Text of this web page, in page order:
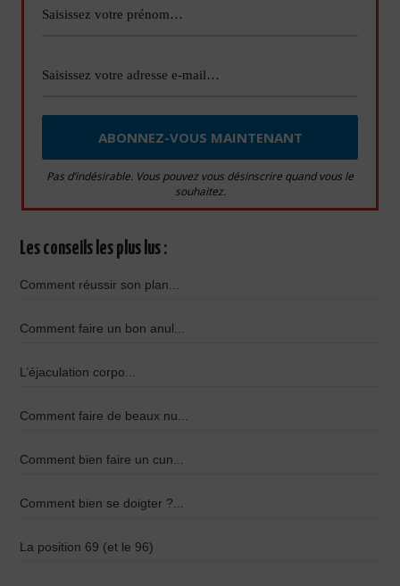
Pas d’indésirable. Vous pouvez vous désinscrire quand vous le
souhaitez.
Les conseils les plus lus :
Comment réussir son plan...
Comment faire un bon anul...
L’éjaculation corpo...
Comment faire de beaux nu...
Comment bien faire un cun...
Comment bien se doigter ?...
La position 69 (et le 96)